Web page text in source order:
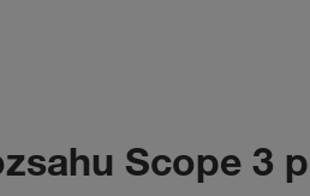
Scope 3